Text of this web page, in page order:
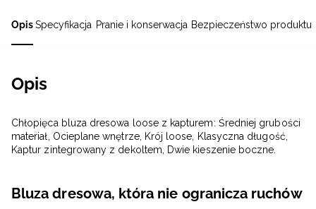
OpisSpecyfikacja Pranie i konserwacja Bezpieczeństwo produktu
Opis
Chłopięca bluza dresowa loose z kapturem: Średniej grubości
materiał, Ocieplane wnętrze, Krój loose, Klasyczna długość,
Kaptur zintegrowany z dekoltem, Dwie kieszenie boczne.
Bluza dresowa, która nie ogranicza ruchów